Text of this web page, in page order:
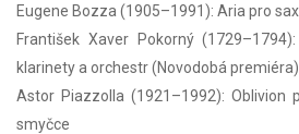
Eugene Bozza (1905–1991): Aria pro
František Xaver Pokorný
klarinety a orchestr (Novodobá premiéra)
Astor Piazzolla (1921–1992): Oblivion
smyčce